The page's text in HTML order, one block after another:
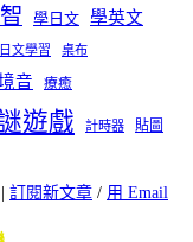
學日文 學英文
日文學習 桌布
音 療癒
遊戲 計時器
貼圖
訂閱新文章 / 用 Email